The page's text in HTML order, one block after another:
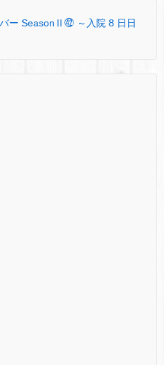
ー SeasonⅡ㊷ ～入院 8 日日